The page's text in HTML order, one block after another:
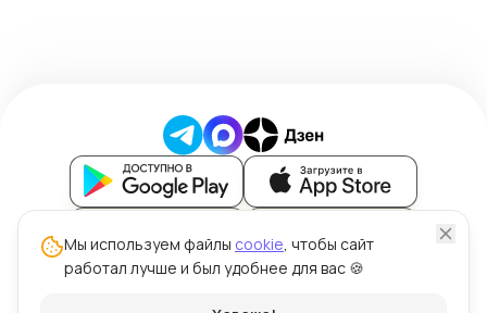
Мы используем файлы cookie, чтобы сайт
работал лучше и был удобнее для вас 🍪
Блог
Политика обработки персональных данных